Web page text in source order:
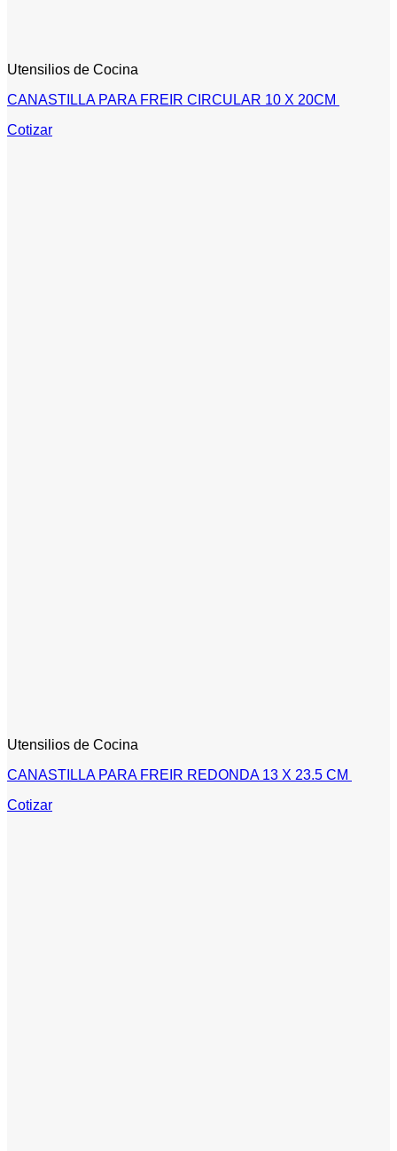
Utensilios de Cocina
CANASTILLA PARA FREIR CIRCULAR 10 X 20CM
Cotizar
Utensilios de Cocina
CANASTILLA PARA FREIR REDONDA 13 X 23.5 CM
Cotizar